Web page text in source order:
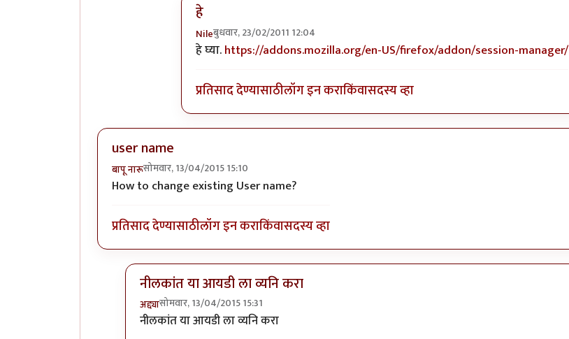
हे
Nileबुधवार, 23/02/2011 12:04
In reply toलिंक द्याल का प्लिज ? वापरुनbyनरेशकुमार
हे घ्या.https://addons.mozilla.org/en-US/firefox/addon/session-manager/
प्रतिसाद देण्यासाठीलॉग इन कराकिंवासदस्य व्हा
user name
बापू नारूसोमवार, 13/04/2015 15:10
How to change existing User name?
प्रतिसाद देण्यासाठीलॉग इन कराकिंवासदस्य व्हा
नीलकांत या आयडी ला व्यनि करा
अद्द्यासोमवार, 13/04/2015 15:31
In reply touser namebyबापू नारू
नीलकांत या आयडी ला व्यनि करा